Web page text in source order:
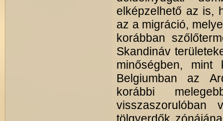
elképzelhető az is,
az a migráció,
korábban
Skandináv
minőségben, mint
Belgiumban az
korábbi
visszaszorulóban